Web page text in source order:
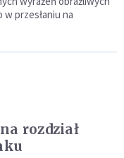
w przesłaniu na
rozdział